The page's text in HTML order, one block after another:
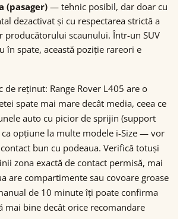
(pasager) — tehnic posibil, dar doar cu
dezactivat și cu respectarea strictă a
producătorului scaunului. Într-un SUV
în spate, această poziție rareori e
de reținut: Range Rover L405 are o
spate mai mare decât media, ceea ce
auto cu picior de sprijin (support
opțiune la multe modele i-Size — vor
bun cu podeaua. Verifică totuși
zona exactă de contact permisă, mai
are compartimente sau covoare groase
de 10 minute îți poate confirma
mai bine decât orice recomandare